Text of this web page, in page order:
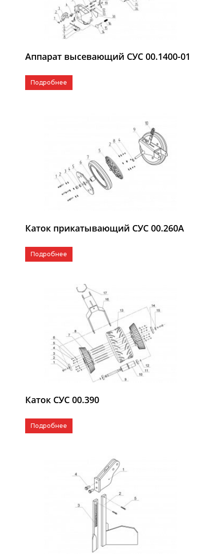
Аппарат высевающий СУС 00.1400-01
Подробнее
Каток прикатывающий СУС 00.260А
Подробнее
Каток СУС 00.390
Подробнее